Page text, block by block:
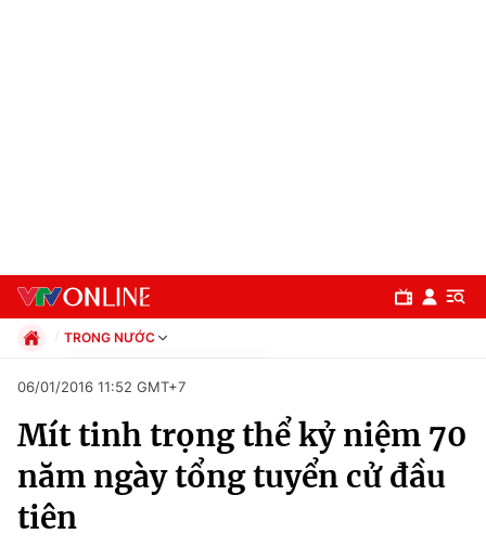
Chuyên mục
Chính trị
TRONG NƯỚC
Xã hội
Pháp luật
Thể thao
Truyền hình
06/01/2016 11:52 GMT+7
Mít tinh trọng thể kỷ niệm 70
năm ngày tổng tuyển cử đầu
tiên